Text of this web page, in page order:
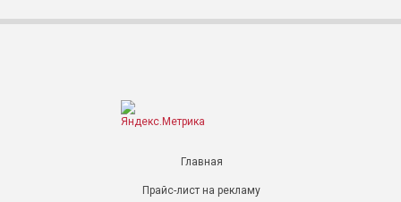
Главная
Прайс-лист на рекламу